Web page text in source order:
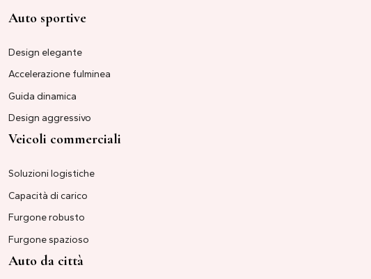
Auto sportive
Design elegante
Accelerazione fulminea
Guida dinamica
Design aggressivo
Veicoli commerciali
Soluzioni logistiche
Capacità di carico
Furgone robusto
Furgone spazioso
Auto da città